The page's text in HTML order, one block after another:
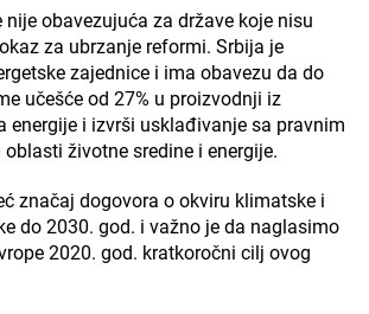
nije obavezujuća za države koje nisu
za ubrzanje reformi. Srbija je
zajednice i ima obavezu da do
učešće od 27% u proizvodnji iz
energije i izvrši usklađivanje sa pravnim
životne sredine i energije.
značaj dogovora o okviru klimatske i
do 2030. god. i važno je da naglasimo
2020. god. kratkoročni cilj ovog